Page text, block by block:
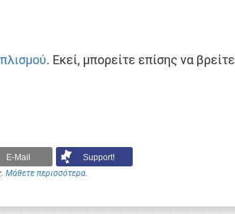
. Εκεί, μπορείτε επίσης να βρείτε
E-Mail
Support!
Μάθετε περισσότερα.